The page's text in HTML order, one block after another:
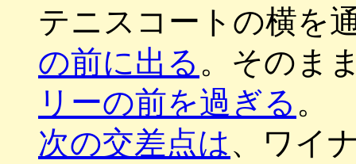
テニスコートの横を
の前に出る 。そのま
リーの前を過ぎる 。
次の交差点は 、ワイ